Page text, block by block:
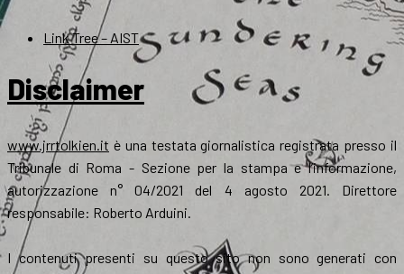
Link Tree – AIST
Disclaimer
www.jrrtolkien.it è una testata giornalistica registrata presso il
Tribunale di Roma - Sezione per la stampa e l’informazione,
autorizzazione n° 04/2021 del 4 agosto 2021. Direttore
responsabile: Roberto Arduini.
I contenuti presenti su questo sito non sono generati con